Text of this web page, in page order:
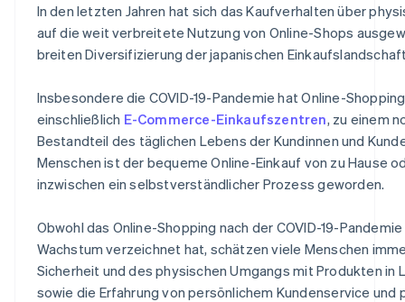
In den letzten Jahren hat sich das Kaufverhalten über
auf die weit verbreitete Nutzung von Online-Shops
breiten Diversifizierung der japanischen
Insbesondere die COVID-19-Pandemie hat Online-
einschließlich E-Commerce-Einkaufszentren, zu einem
Bestandteil des täglichen Lebens der Kundinnen und
Menschen ist der bequeme Online-Einkauf von zu Hause
inzwischen ein selbstverständlicher Prozess geworden.
Obwohl das Online-Shopping nach der COVID-19-
Wachstum verzeichnet hat, schätzen viele Menschen
Sicherheit und des physischen Umgangs mit Produkten in
sowie die Erfahrung von persönlichem Kundenservice und